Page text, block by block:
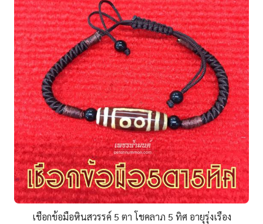
เชือกข้อมือหินสวรรค์ 5 ตา โชคลาภ 5 ทิศ อายุรุ่งเรือง